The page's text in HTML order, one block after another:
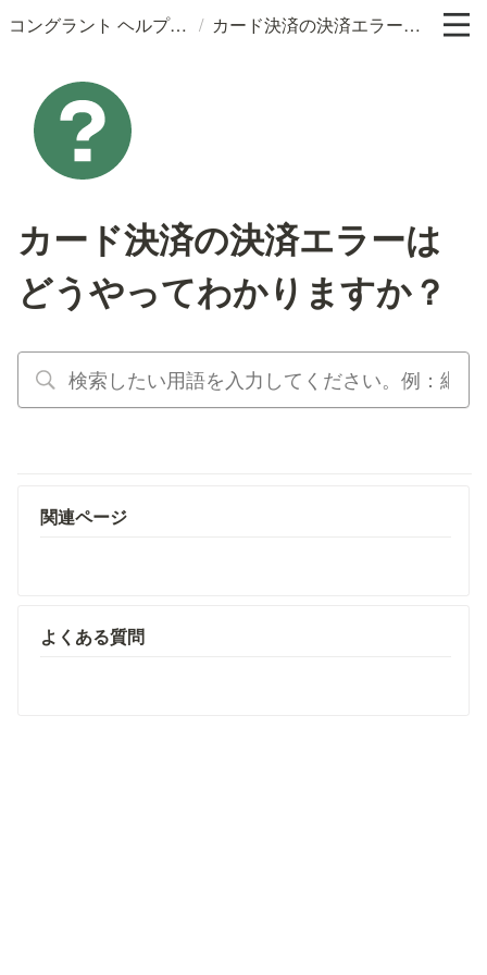
コングラント ヘルプサイト / カード決済の決済エラーはどうやってわかりますか？
カード決済の決済エラーは
どうやってわかりますか？
関連ページ
よくある質問